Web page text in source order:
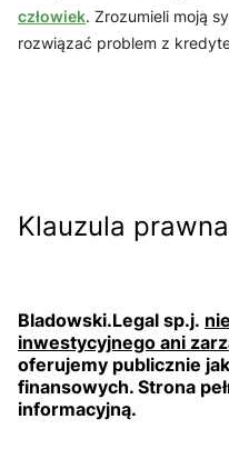
człowiek. Zrozumieli moją
rozwiązać problem z
Klauzula
Bladowski.Legal sp.j.
inwestycyjnego ani
oferujemy publicznie
finansowych. Strona
informacyjną.